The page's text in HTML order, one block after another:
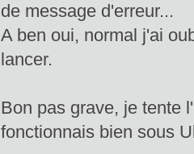
de message d'erreur...
A ben oui, normal j'ai
lancer.
Bon pas grave, je tente
fonctionnais bien sous